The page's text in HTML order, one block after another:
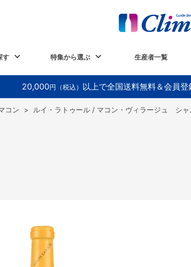
す 特集から選ぶ 生産者一覧
20,000 円（税込） 以上で全国送料無料＆会員
コン >
ルイ・ラトゥール / マコン・ヴィラージュ シャ